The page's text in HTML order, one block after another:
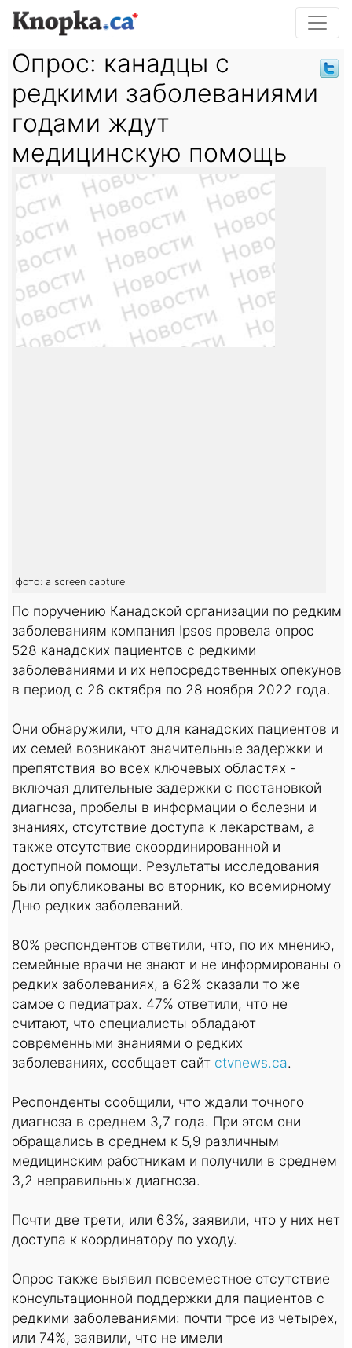
Опрос: канадцы с
редкими заболеваниями
годами ждут
медицинскую помощь
фото: a screen capture
По поручению Канадской организации по редким
заболеваниям компания Ipsos провела опрос
528 канадских пациентов с редкими
заболеваниями и их непосредственных опекунов
в период с 26 октября по 28 ноября 2022 года.
Они обнаружили, что для канадских пациентов и
их семей возникают значительные задержки и
препятствия во всех ключевых областях -
включая длительные задержки с постановкой
диагноза, пробелы в информации о болезни и
знаниях, отсутствие доступа к лекарствам, а
также отсутствие скоординированной и
доступной помощи. Результаты исследования
были опубликованы во вторник, ко всемирному
Дню редких заболеваний.
80% респондентов ответили, что, по их мнению,
семейные врачи не знают и не информированы о
редких заболеваниях, а 62% сказали то же
самое о педиатрах. 47% ответили, что не
считают, что специалисты обладают
современными знаниями о редких
заболеваниях, сообщает сайт ctvnews.ca.
Респонденты сообщили, что ждали точного
диагноза в среднем 3,7 года. При этом они
обращались в среднем к 5,9 различным
медицинским работникам и получили в среднем
3,2 неправильных диагноза.
Почти две трети, или 63%, заявили, что у них нет
доступа к координатору по уходу.
Опрос также выявил повсеместное отсутствие
консультационной поддержки для пациентов с
редкими заболеваниями: почти трое из четырех,
или 74%, заявили, что не имели